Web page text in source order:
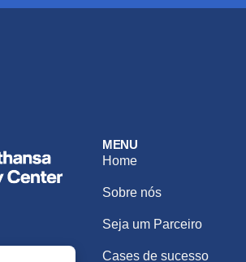
MENU
Home
Sobre nós
Seja um Parceiro
Cases de sucesso